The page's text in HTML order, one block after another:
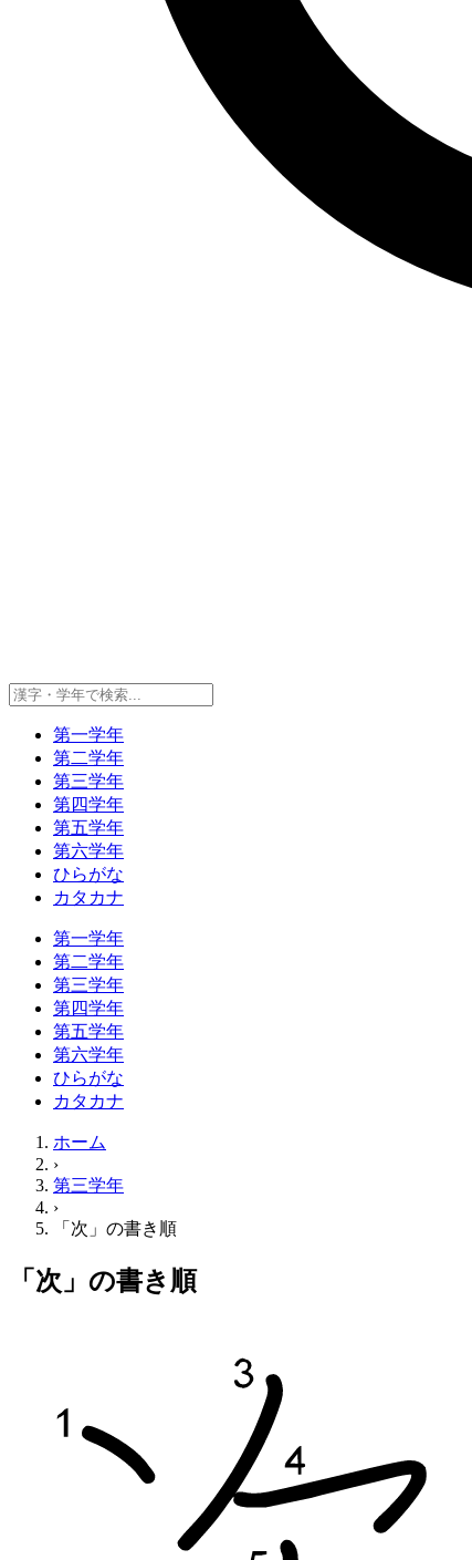
第一学年
第二学年
第三学年
第四学年
第五学年
第六学年
ひらがな
カタカナ
第一学年
第二学年
第三学年
第四学年
第五学年
第六学年
ひらがな
カタカナ
ホーム
›
第三学年
›
「次」の書き順
「次」の書き順